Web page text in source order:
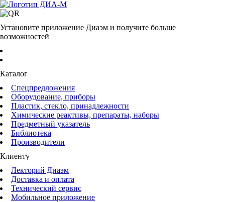
Установите приложение Диаэм и получите больше
возможностей
Каталог
Спецпредложения
Оборудование, приборы
Пластик, стекло, принадлежности
Химические реактивы, препараты, наборы
Предметный указатель
Библиотека
Производители
Клиенту
Лекторий Диаэм
Доставка и оплата
Технический сервис
Мобильное приложение